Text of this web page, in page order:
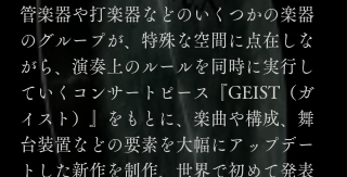
管楽器や打楽器などのいくつかの楽器
のグループが、特殊な空間に点在しな
がら、演奏上のルールを同時に実行し
ていくコンサートピース『GEIST（ガ
イスト）』をもとに、楽曲や構成、舞
台装置などの要素を大幅にアップデー
トした新作を制作、世界で初めて発表